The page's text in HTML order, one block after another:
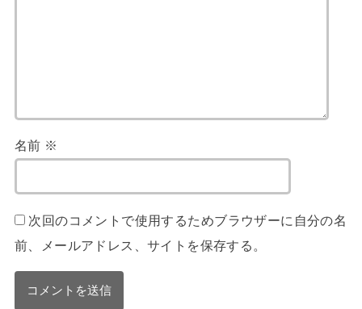
名前 ※
次回のコメントで使用するためブラウザーに自分の名
前、メールアドレス、サイトを保存する。